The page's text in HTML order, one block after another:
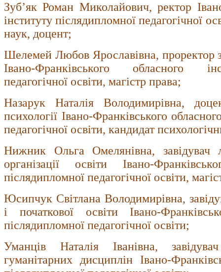
Зуб’як Роман Миколайович, ректор
інституту післядипломної педагогічної
наук, доцент;
Шелемей Любов Ярославівна, проректор з
Івано-Франківського обласного
педагогічної освіти, магістр права;
Назарук Наталія Володимирівна,
психології Івано-Франківського
педагогічної освіти, кандидат
Нижник Ольга Омелянівна, завідувач
організації освіти Івано-
післядипломної педагогічної освіти,
Юсипчук Світлана Володимирівна,
і початкової освіти Івано-
післядипломної педагогічної освіти;
Уманців Наталія Іванівна,
гуманітарних дисциплін Івано-